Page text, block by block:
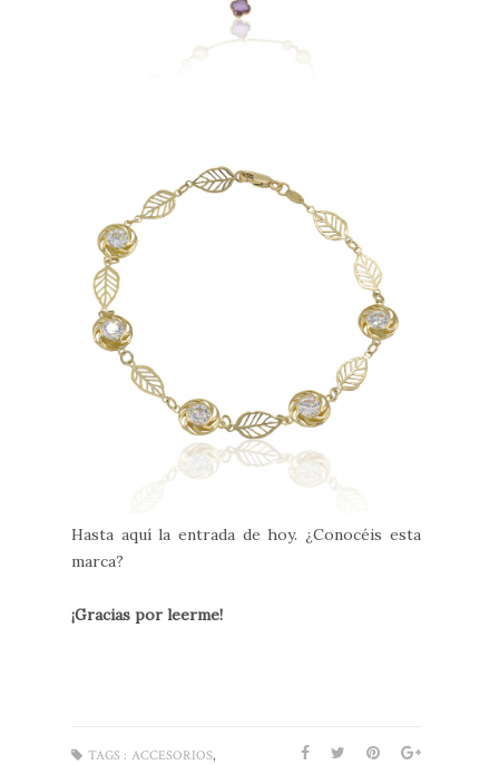
Hasta aquí la entrada de hoy. ¿Conocéis esta
marca?
¡Gracias por leerme!
TAGS : ACCESORIOS,